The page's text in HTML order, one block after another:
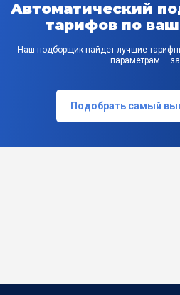
Автоматический
тарифов по
Наш подборщик найдет лучшие
параметрам —
Подобрать самый